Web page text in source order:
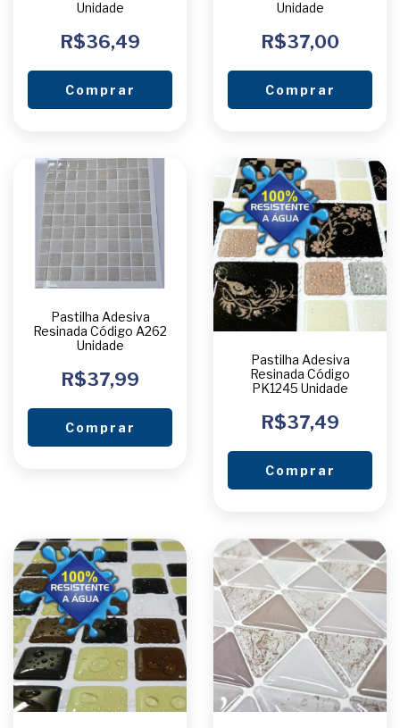
Unidade
R$36,49
Comprar
Unidade
R$37,00
Comprar
Pastilha Adesiva
Resinada Código A262
Unidade
R$37,99
Comprar
Pastilha Adesiva
Resinada Código
PK1245 Unidade
R$37,49
Comprar